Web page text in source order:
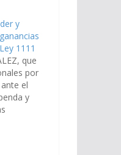
y
1111
que
por
el
y